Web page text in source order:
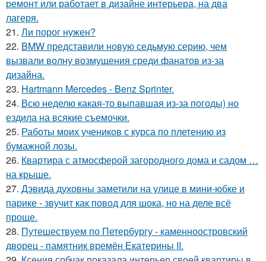
ремонт или работает в дизайне интерьера, на два
лагеря.
21. Ли порог нужен?
22. BMW представили новую седьмую серию, чем
вызвали волну возмущения среди фанатов из-за
дизайна.
23. Hartmann Mercedes - Benz Sprinter.
24. Всю неделю какая-то выпавшая из-за погоды) но
ездила на всякие съемочки.
25. Работы моих учеников с курса по плетению из
бумажной лозы.
26. Квартира с атмосферой загородного дома и садом …
на крыше.
27. Дэвида духовны заметили на улице в мини-юбке и
парике - звучит как повод для шока, но на деле всё
проще.
28. Путешествуем по Петербургу - каменноостровский
дворец - памятник времён Екатерины II.